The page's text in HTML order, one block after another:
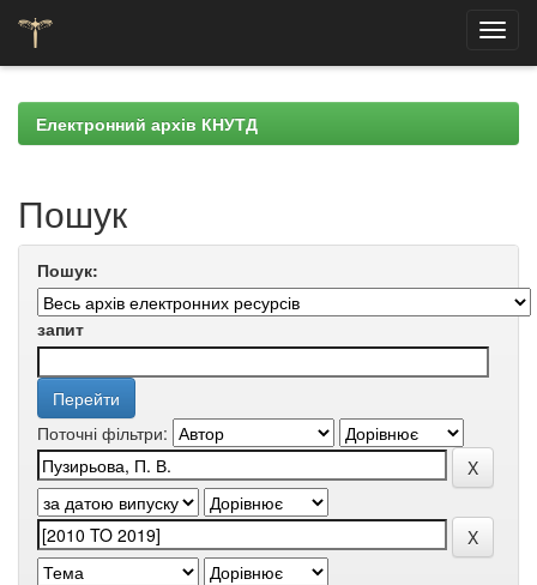
navigationЕлектронний архів КНУТД
Пошук
Пошук:
запит
Поточні фільтри: